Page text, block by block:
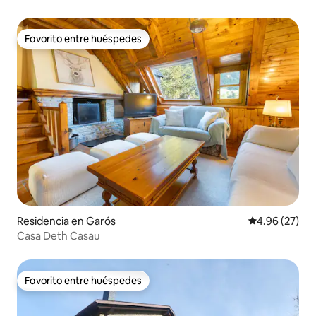
Favorito entre huéspedes
Favorito entre huéspedes
Residencia en Garós Calificación
4.96 (27)
Casa Deth Casau
Favorito entre huéspedes
Favorito entre huéspedes